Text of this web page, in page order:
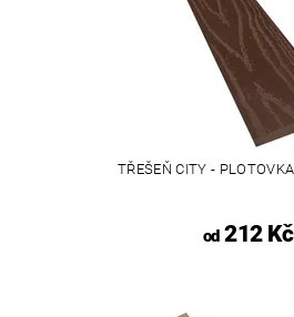
TŘEŠEŇ CITY -
od212 Kč